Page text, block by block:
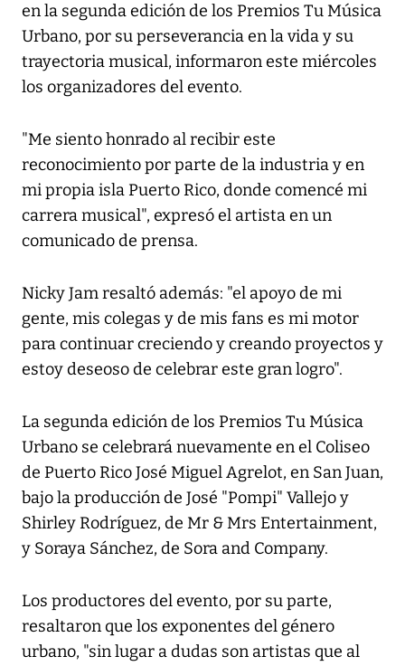
en la segunda edición de los Premios Tu Música
Urbano, por su perseverancia en la vida y su
trayectoria musical, informaron este miércoles
los organizadores del evento.
"Me siento honrado al recibir este
reconocimiento por parte de la industria y en
mi propia isla Puerto Rico, donde comencé mi
carrera musical", expresó el artista en un
comunicado de prensa.
Nicky Jam resaltó además: "el apoyo de mi
gente, mis colegas y de mis fans es mi motor
para continuar creciendo y creando proyectos y
estoy deseoso de celebrar este gran logro".
La segunda edición de los Premios Tu Música
Urbano se celebrará nuevamente en el Coliseo
de Puerto Rico José Miguel Agrelot, en San Juan,
bajo la producción de José "Pompi" Vallejo y
Shirley Rodríguez, de Mr & Mrs Entertainment,
y Soraya Sánchez, de Sora and Company.
Los productores del evento, por su parte,
resaltaron que los exponentes del género
urbano, "sin lugar a dudas son artistas que al